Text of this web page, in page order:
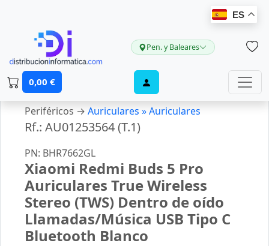
ES
Pen. y Baleares
0,00 €
Periféricos → Auriculares »Auriculares
Rf.: AU01253564 (T.1)
PN: BHR7662GL
Xiaomi Redmi Buds 5 Pro
Auriculares True Wireless
Stereo (TWS) Dentro de oído
Llamadas/Música USB Tipo C
Bluetooth Blanco